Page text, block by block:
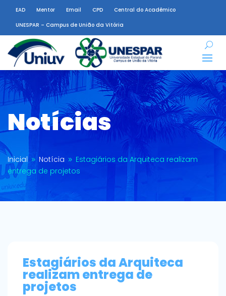
EAD Mentor Email CPD
Central do Acadêmico
UNESPAR – Campus de União da Vitória
Notícias
Inicial 9 Notícia 9 Estagiários da Arquiteca realizam
entrega de projetos
Estagiários da Arquiteca
realizam entrega de
projetos